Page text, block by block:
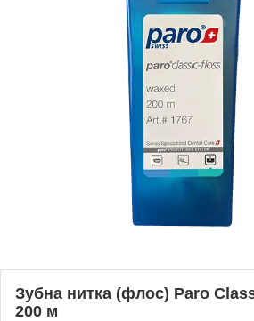
Зубна нитка (флос) Paro
200 м